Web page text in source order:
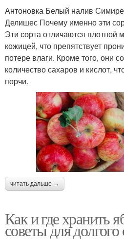
Антоновка Белый налив
Делишес Почему именно эти
Эти сорта отличаются плотной
кожицей, что препятствует
потере влаги. Кроме того, они
количество сахаров и кислот,
порчи.
читать дальше →
Как и где хранить
советы для